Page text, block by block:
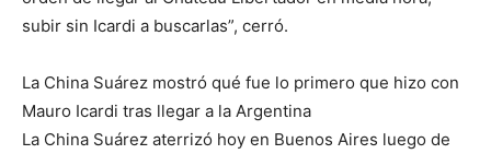
subir sin Icardi a buscarlas”, cerró.
La China Suárez mostró qué fue lo primero que hizo con
Mauro Icardi tras llegar a la Argentina
La China Suárez aterrizó hoy en Buenos Aires luego de